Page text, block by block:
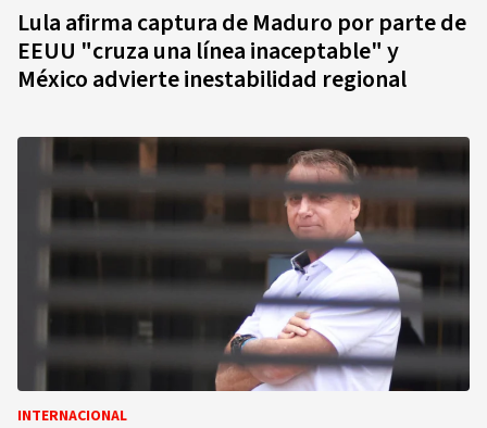
Lula afirma captura de Maduro por parte de
EEUU "cruza una línea inaceptable" y
México advierte inestabilidad regional
INTERNACIONAL